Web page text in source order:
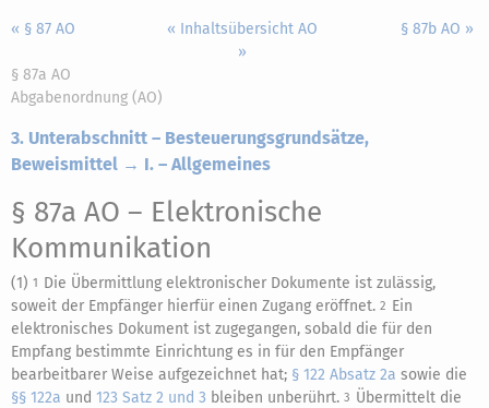
« § 87 AO
« Inhaltsübersicht AO
»
§ 87b AO »
§ 87a AO
Abgabenordnung (AO)
3. Unterabschnitt – Besteuerungsgrundsätze,
Beweismittel → I. – Allgemeines
§ 87a AO – Elektronische
Kommunikation
(1) 1 Die Übermittlung elektronischer Dokumente ist zulässig,
soweit der Empfänger hierfür einen Zugang eröffnet. 2 Ein
elektronisches Dokument ist zugegangen, sobald die für den
Empfang bestimmte Einrichtung es in für den Empfänger
bearbeitbarer Weise aufgezeichnet hat; § 122 Absatz 2a sowie die
§§ 122a und 123 Satz 2 und 3 bleiben unberührt. 3 Übermittelt die